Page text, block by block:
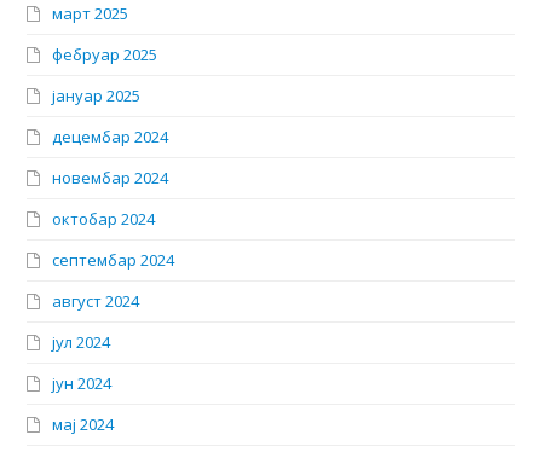
март 2025
фебруар 2025
јануар 2025
децембар 2024
новембар 2024
октобар 2024
септембар 2024
август 2024
јул 2024
јун 2024
мај 2024